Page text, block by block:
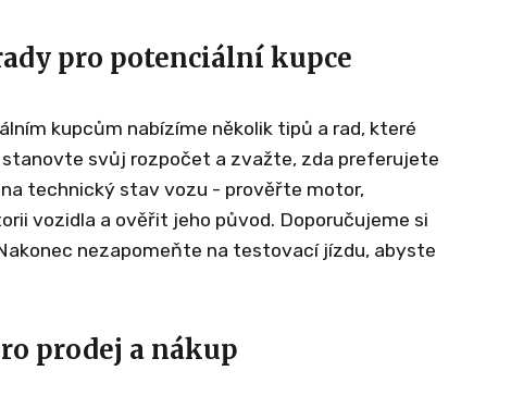
pro potenciální kupce
kupcům nabízíme několik tipů a rad, které
svůj rozpočet a zvažte, zda preferujete
technický stav vozu - prověřte motor,
vozidla a ověřit jeho původ. Doporučujeme si
nezapomeňte na testovací jízdu, abyste
prodej a nákup